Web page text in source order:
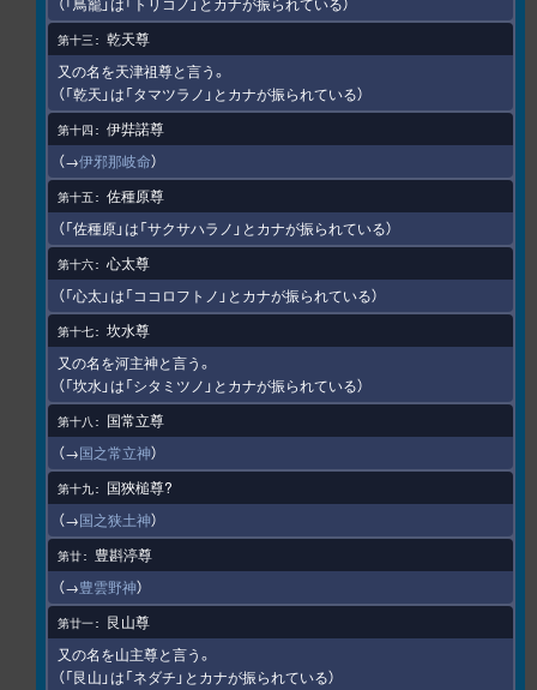
乾天尊
又の名を天津祖尊と言う。
（「乾天」は「タマツラノ」とカナが振られている）
伊弉諾尊
（→伊邪那岐命）
佐種原尊
（「佐種原」は「サクサハラノ」とカナが振られている）
心太尊
（「心太」は「ココロフトノ」とカナが振られている）
坎水尊
又の名を河主神と言う。
（「坎水」は「シタミツノ」とカナが振られている）
国常立尊
（→国之常立神）
国狹槌尊?
（→国之狭土神）
豊斟渟尊
（→豊雲野神）
艮山尊
又の名を山主尊と言う。
（「艮山」は「ネダチ」とカナが振られている）